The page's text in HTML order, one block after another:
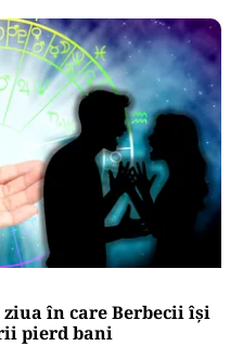
ziua în care Berbecii își
pierd bani